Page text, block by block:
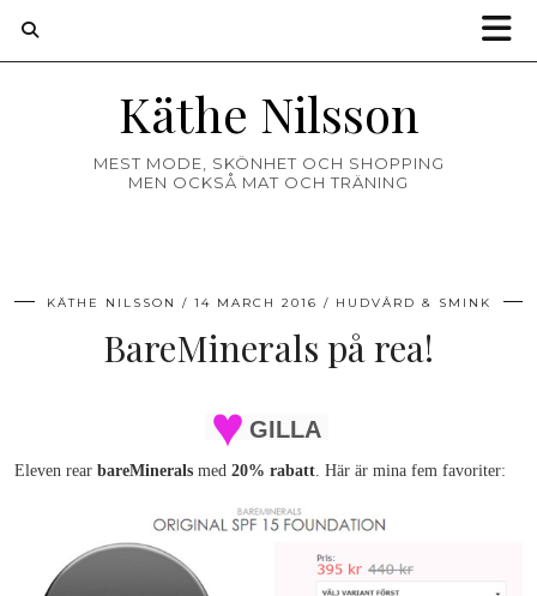
Käthe Nilsson
MEST MODE, SKÖNHET OCH SHOPPING
MEN OCKSÅ MAT OCH TRÄNING
KÄTHE NILSSON 14 MARCH 2016 HUDVÅRD & SMINK
BareMinerals på rea!
GILLA
Eleven rear bareMinerals med 20% rabatt. Här är mina fem favoriter: